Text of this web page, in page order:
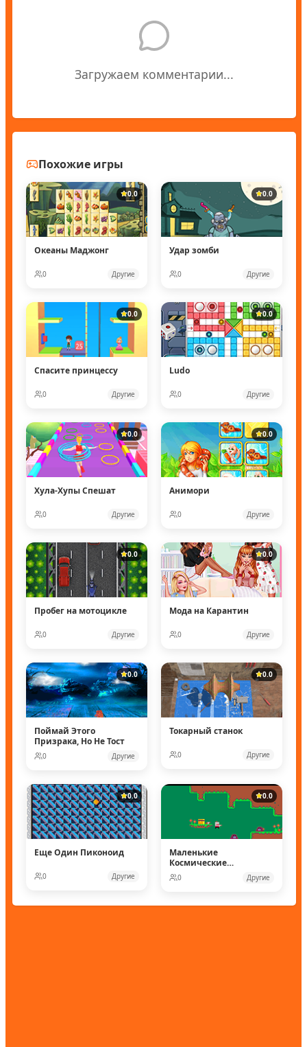
Загружаем комментарии...
Похожие игры
0.0
Океаны Маджонг
0 Другие
0.0
Удар зомби
0 Другие
0.0
Спасите принцессу
0 Другие
0.0
Ludo
0 Другие
0.0
Хула-Хупы Спешат
0 Другие
0.0
Анимори
0 Другие
0.0
Пробег на мотоцикле
0 Другие
0.0
Мода на Карантин
0 Другие
0.0
Поймай Этого
Призрака, Но Не Тост
0 Другие
0.0
Токарный станок
0 Другие
0.0
Еще Один Пиконоид
0 Другие
0.0
Маленькие
Космические
рейнджеры
0 Другие